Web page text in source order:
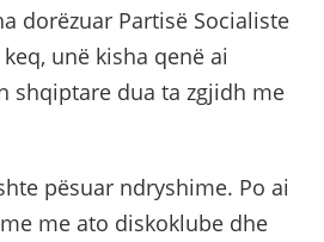
dorëzuar Partisë Socialiste
unë kisha qenë ai
shqiptare dua ta zgjidh me
pësuar ndryshime. Po ai
me ato diskoklube dhe